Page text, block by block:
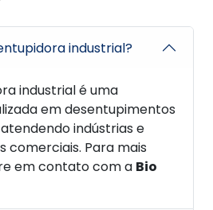
industrial?
industrial é uma
em desentupimentos
indústrias e
comerciais. Para mais
em contato com a Bio